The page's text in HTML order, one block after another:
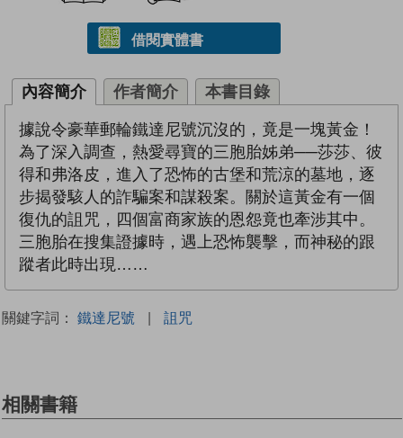
借閱實體書
內容簡介 作者簡介 本書目錄
據說令豪華郵輪鐵達尼號沉沒的，竟是一塊黃金！
為了深入調查，熱愛尋寶的三胞胎姊弟──莎莎、彼
得和弗洛皮，進入了恐怖的古堡和荒涼的墓地，逐
步揭發駭人的詐騙案和謀殺案。關於這黃金有一個
復仇的詛咒，四個富商家族的恩怨竟也牽涉其中。
三胞胎在搜集證據時，遇上恐怖襲擊，而神秘的跟
蹤者此時出現……
關鍵字詞： 鐵達尼號 | 詛咒
相關書籍